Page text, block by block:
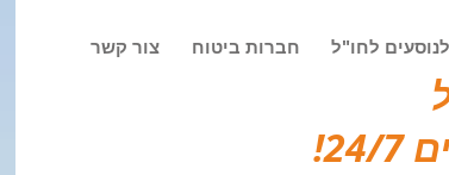
לחו"ל חברות ביטוח צור קשר
7!